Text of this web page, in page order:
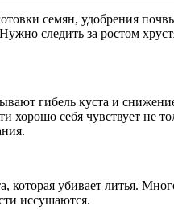
семян, удобрения
следить за ростом
гибель куста и
себя чувствует не
убивает литья.
иссушаются.